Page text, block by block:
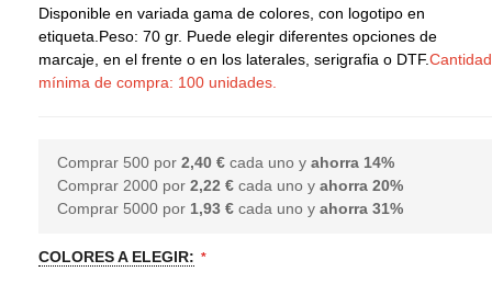
Disponible en variada gama de colores, con logotipo en
etiqueta. Peso: 70 gr. Puede elegir diferentes opciones de
marcaje, en el frente o en los laterales, serigrafia o DTF.Cantidad
mínima de compra: 100 unidades.
Comprar 500 por2,40 € cada uno yahorra 14%
Comprar 2000 por2,22 € cada uno yahorra20%
Comprar 5000 por 1,93 € cada uno yahorra31%
COLORES A ELEGIR: